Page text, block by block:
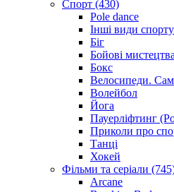
Спорт (430)
Pole dance
Інші види спорту
Біг
Бойові мистецтва
Бокс
Велосипеди.
Волейбол
Йога
Пауерліфтинг
Приколи про
Танці
Хокей
Фільми та серіали
Arcane